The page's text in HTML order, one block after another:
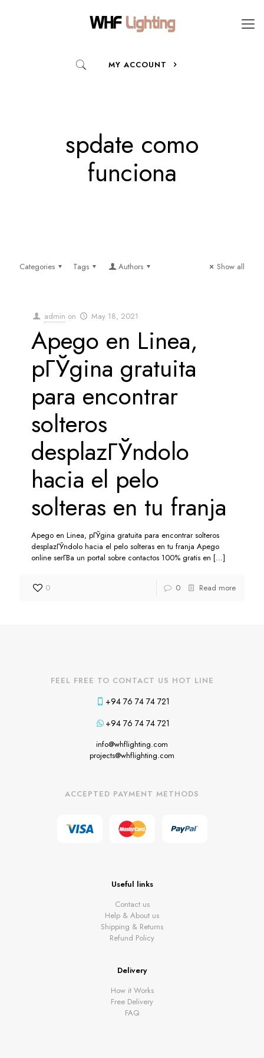
MY ACCOUNT
spdate como
funciona
Categories Tags Authors Show all
admin on May 18, 2021
Apego en Linea,
pГЎgina gratuita
para encontrar
solteros
desplazГЎndolo
hacia el pelo
solteras en tu franja
Apego en Linea, pГЎgina gratuita para encontrar solteros
desplazГЎndolo hacia el pelo solteras en tu franja Apego
online serГ­В­a un portal sobre contactos 100% gratis en […]
0 0 Read more
FEEL FREE TO CONTACT US HOT LINE
+94 76 74 74 721
+94 76 74 74 721
info@whflighting.com
projects@whflighting.com
ACCEPTED PAYMENT METHODS
Useful links
Contact us
Help & About us
Shipping & Returns
Refund Policy
Delivery
How it Works
Free Delivery
FAQ